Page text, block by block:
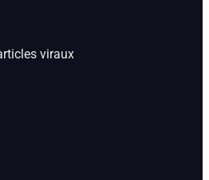
viraux